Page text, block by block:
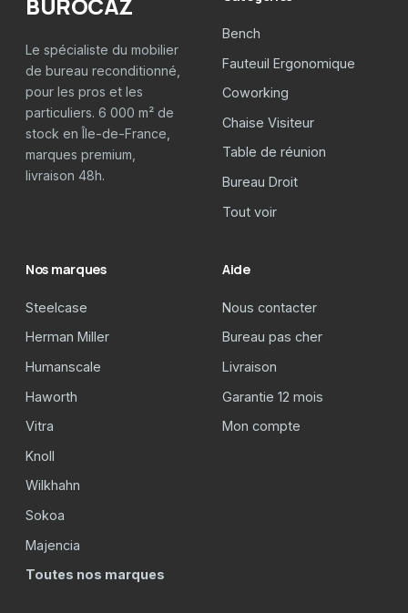
Le spécialiste du mobilier
de bureau reconditionné,
pour les pros et les
particuliers. 6 000 m² de
stock en Île-de-France,
marques premium,
livraison 48h.
Bench
Fauteuil Ergonomique
Coworking
Chaise Visiteur
Table de réunion
Bureau Droit
Tout voir
Nos marques
Steelcase
Herman Miller
Humanscale
Haworth
Vitra
Knoll
Wilkhahn
Sokoa
Majencia
Toutes nos marques
Aide
Nous contacter
Bureau pas cher
Livraison
Garantie 12 mois
Mon compte